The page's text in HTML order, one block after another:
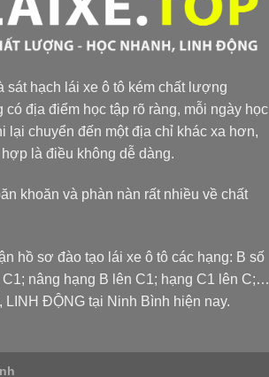
sát hạch lái xe ô tô kém chất lượng
địa điểm học tập rõ ràng, mỗi ngày học
lại chuyển đến một địa chỉ khác xa hơn,
là điều không dễ dàng.
khoăn và phàn nàn rất nhiều về chất
hồ sơ đào tạo lái xe ô tô các hạng: B số
nâng hạng B lên C1; hạng C1 lên C;…
ĐỘNG tại Ninh Bình hiện nay.